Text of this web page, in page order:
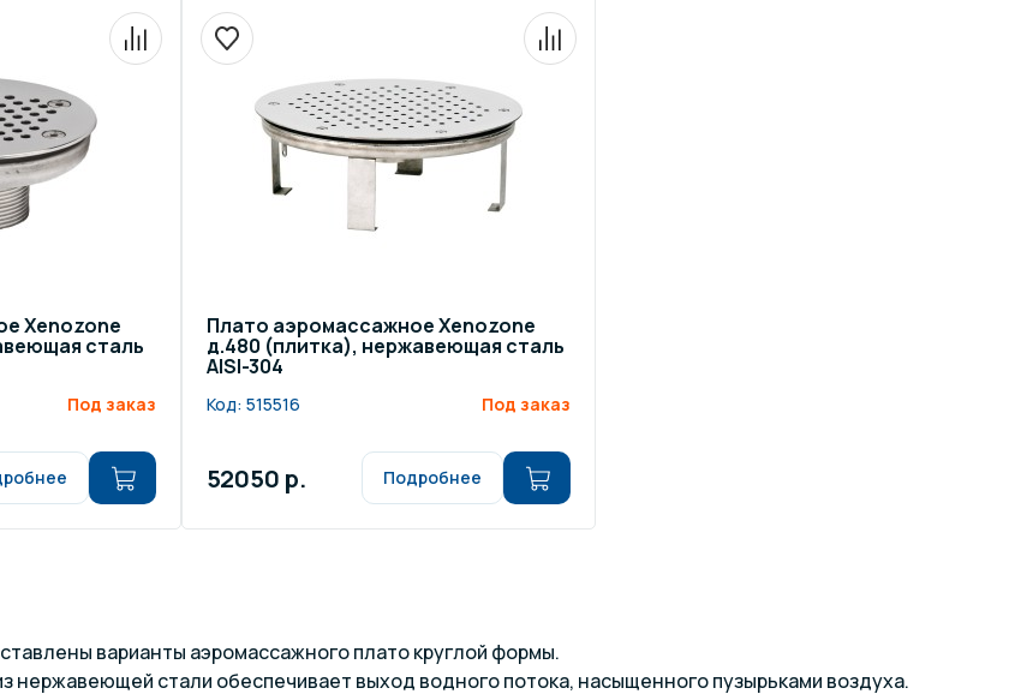
Xenozone
сталь
Под заказ
Плато аэромассажное Xenozone
д.480 (плитка), нержавеющая сталь
AISI-304
Код: 515516 Под заказ
52050 р. Подробнее
варианты аэромассажного плато круглой формы.
нержавеющей стали обеспечивает выход водного потока, насыщенного пузырьками воздуха.